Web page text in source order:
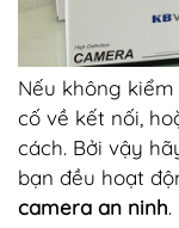
Nếu không
cố về kết nối,
cách. Bởi vậy
bạn đều hoạt
camera an ninh.